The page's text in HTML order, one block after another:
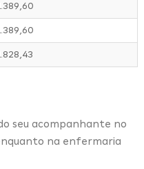
seu acompanhante no
na enfermaria